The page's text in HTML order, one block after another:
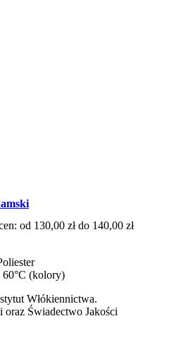
od 130,00 zł do 140,00 zł
60°C (kolory)
Włókiennictwa.
oraz Świadectwo Jakości